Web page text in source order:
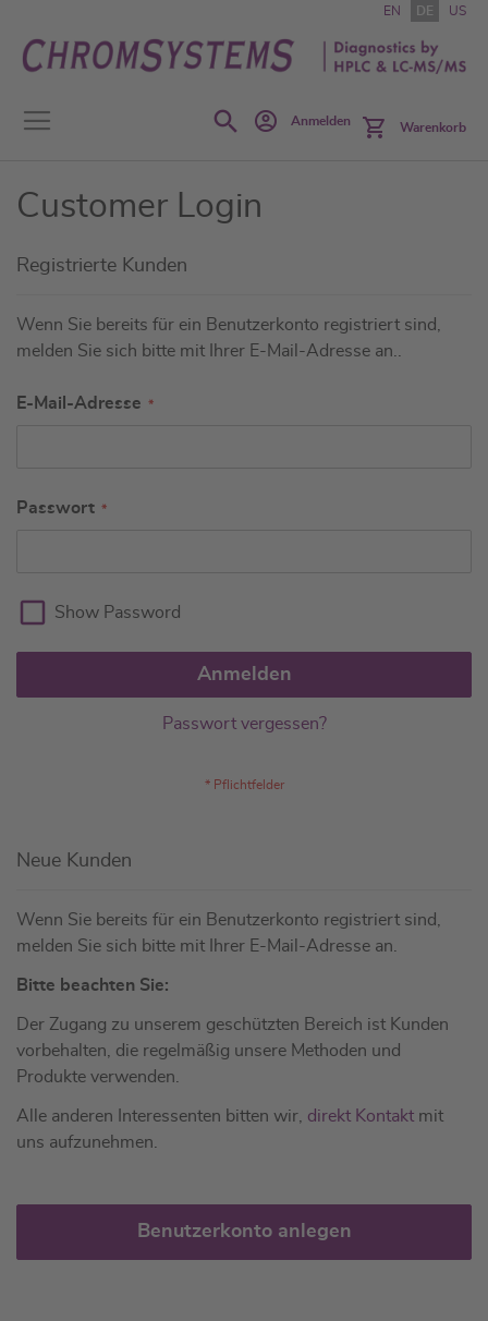
Inhalt
springen
EN DE US
SearchAnmelden Warenkorb
Customer Login
Registrierte Kunden
Wenn Sie bereits für ein Benutzerkonto registriert sind,
melden Sie sich bitte mit Ihrer E-Mail-Adresse an..
E-Mail-Adresse
Passwort
Show Password
Anmelden
Passwort vergessen?
Neue Kunden
Wenn Sie bereits für ein Benutzerkonto registriert sind,
melden Sie sich bitte mit Ihrer E-Mail-Adresse an.
Bitte beachten Sie:
Der Zugang zu unserem geschützten Bereich ist Kunden
vorbehalten, die regelmäßig unsere Methoden und
Produkte verwenden.
Alle anderen Interessenten bitten wir, direkt Kontakt mit
uns aufzunehmen.
Benutzerkonto anlegen